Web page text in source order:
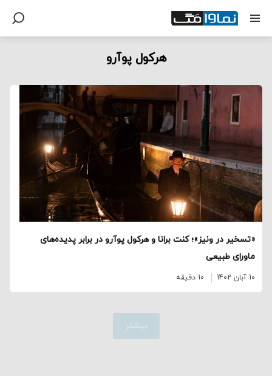
هرکول پوآرو
«تسخیر در ونیز»؛ کنت برانا و هرکول پوآرو در برابر پدیده‌های
ماورای طبیعی
10 آبان 1402 10 دقیقه
بیشتر